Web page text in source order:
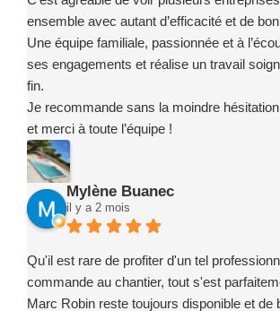
ensemble avec autant d’efficacité et de
Une équipe familiale, passionnée et à
ses engagements et réalise un travail
fin.
Je recommande sans la moindre
et merci à toute l’équipe !
Mylène Buanec
il y a 2 mois
Qu'il est rare de profiter d'un tel
commande au chantier, tout s'est
Marc Robin reste toujours disponible et de